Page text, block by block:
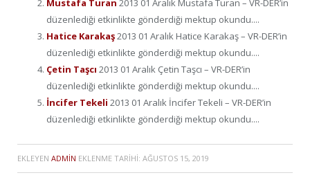
Mustafa Turan 2013 01 Aralık Mustafa Turan – VR-DER’in
düzenlediği etkinlikte gönderdiği mektup okundu....
Hatice Karakaş2013 01 Aralık Hatice Karakaş – VR-DER’in
düzenlediği etkinlikte gönderdiği mektup okundu....
Çetin Taşcı 2013 01 Aralık Çetin Taşcı – VR-DER’in
düzenlediği etkinlikte gönderdiği mektup okundu....
İncifer Tekeli 2013 01 Aralık İncifer Tekeli – VR-DER’in
düzenlediği etkinlikte gönderdiği mektup okundu....
EKLEYEN ADMIN EKLENME TARIHI: AĞUSTOS 15, 2019